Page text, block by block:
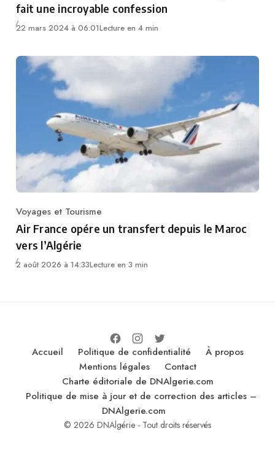
fait une incroyable confession
22 mars 2024 à 06:01Lecture en 4 min
Category
Voyages et Tourisme
Air France opére un transfert depuis le Maroc
vers l’Algérie
2 août 2026 à 14:33Lecture en 3 min
Accueil Politique de confidentialité
À propos
Mentions légales
Contact
Charte éditoriale de DNAlgerie.com
Politique de mise à jour et de correction des articles –
DNAlgerie.com
© 2026 DNAlgérie - Tout droits réservés